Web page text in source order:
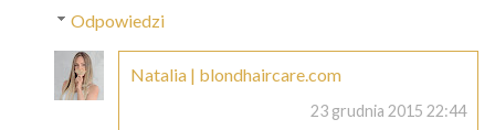
Odpowiedzi
Natalia | blondhaircare.com
23 grudnia 2015 22:44